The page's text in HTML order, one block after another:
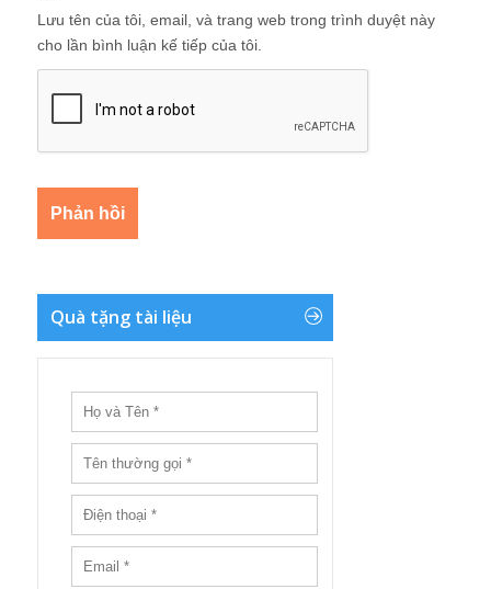
Lưu tên của tôi, email, và trang web trong trình duyệt này
cho lần bình luận kế tiếp của tôi.
Quà tặng tài liệu